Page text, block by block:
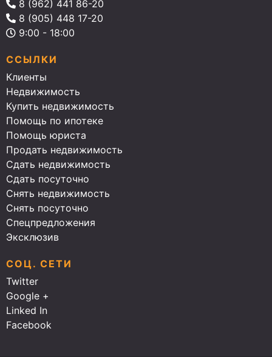
8 (962) 441 86-20
8 (905) 448 17-20
9:00 - 18:00
ССЫЛКИ
Клиенты
Недвижимость
Купить недвижимость
Помощь по ипотеке
Помощь юриста
Продать недвижимость
Сдать недвижимость
Сдать посуточно
Снять недвижимость
Снять посуточно
Спецпредложения
Эксклюзив
СОЦ. СЕТИ
Twitter
Google +
Linked In
Facebook